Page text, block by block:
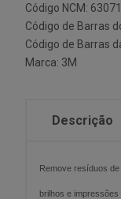
Código NCM:
Código de Barras
Código de Barras
Marca: 3M
Descrição
Remove resíduos de
brilhos e impressões